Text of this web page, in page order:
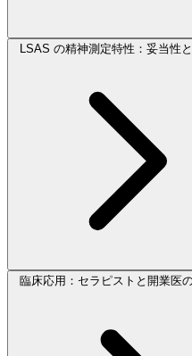
LSAS の精神測定特性：妥当性
臨床応用：セラピストと開業医